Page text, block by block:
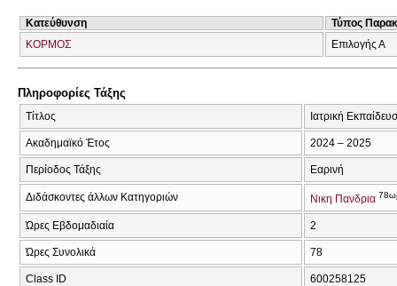
Κατεύθυνση
Τύπος
ΚΟΡΜΟΣ
Επιλογής Α
Πληροφορίες Τάξης
Τίτλος Ιατρική
Ακαδημαϊκό Έτος 2024 – 2025
Περίοδος Τάξης Εαρινή
Διδάσκοντες άλλων Κατηγοριών Νικη Πανδρια
Ώρες Εβδομαδιαία 2
Ώρες Συνολικά 78
Class ID 600258125